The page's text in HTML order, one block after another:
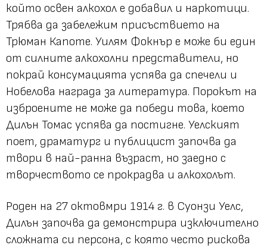
който освен алкохол е добавил и наркотици.
Трябва да забележим присъствието на
Трюман Капоте. Уилям Фокнър е може би един
от силните алкохолни представители, но
покрай консумацията успява да спечели и
Нобелова награда за литература. Порокът на
изброените не може да победи това, което
Дилън Томас успява да постигне. Уелският
поет, драматург и публицист започва да
твори в най-ранна възраст, но заедно с
творчеството се прокрадва и алкохолът.
Роден на 27 октовмри 1914 г. в Суонзи Уелс,
Дилън започва да демонстрира изключително
сложната си персона, с която често рискова